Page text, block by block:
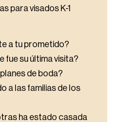
para visados K-1
a tu prometido?
fue su última visita?
de boda?
a las familias de los
ha estado casada